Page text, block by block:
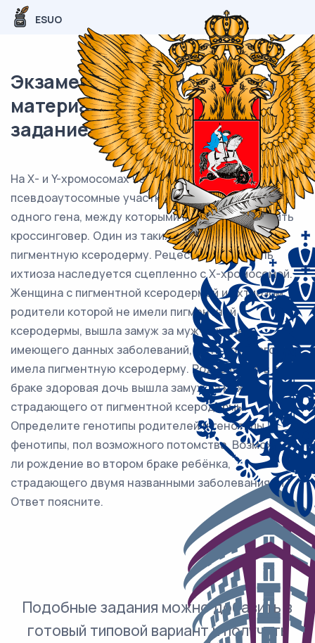
ESUO
Экзаменационный (типовой)
материал ЕГЭ / Биология / 28
задание (24) / 59
На X- и Y-хромосомах человека существуют
псевдоаутосомные участки, содержащие аллели
одного гена, между которыми может происходить
кроссинговер. Один из таких генов вызывает
пигментную ксеродерму. Рецессивный аллель
ихтиоза наследуется сцепленно с Х-хромосомой.
Женщина с пигментной ксеродермой и ихтиозом,
родители которой не имели пигментной
ксеродермы, вышла замуж за мужчину, не
имеющего данных заболеваний, мать которого
имела пигментную ксеродерму. Родившаяся в этом
браке здоровая дочь вышла замуж за мужчину,
страдающего от пигментной ксеродермы.
Определите генотипы родителей и генотипы,
фенотипы, пол возможного потомства. Возможно
ли рождение во втором браке ребёнка,
страдающего двумя названными заболеваниями?
Ответ поясните.
Подобные задания можно добавить в
готовый типовой вариант и получить